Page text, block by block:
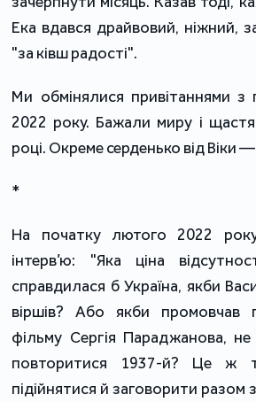
Ека вдався драйвовий, ніжний,
"за ківш радості".
Ми обмінялися привітаннями з
2022 року. Бажали миру і
році. Окреме серденько від Віки
*
На початку лютого 2022
інтерв’ю: "Яка ціна
справдилася б Україна, якби
віршів? Або якби промовчав
фільму Сергія Параджанова,
повторитися 1937-й? Це ж
підійнятися й заговорити разом